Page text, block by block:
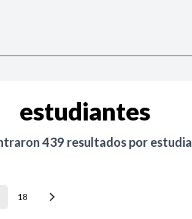
estudiantes
439 resultados por
18